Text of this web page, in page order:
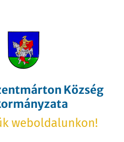
Község
weboldalunkon!